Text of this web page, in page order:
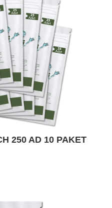
250 AD 10 PAKET